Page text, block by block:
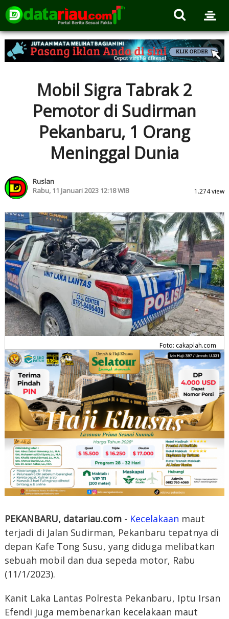
Mobil Sigra Tabrak 2
Pemotor di Sudirman
Pekanbaru, 1 Orang
Meninggal Dunia
Ruslan
Rabu, 11 Januari 2023 12:18 WIB
1.274 view
Foto: cakaplah.com
PEKANBARU, datariau.com- Kecelakaan maut
terjadi di Jalan Sudirman, Pekanbaru tepatnya di
depan Kafe Tong Susu, yang diduga melibatkan
sebuah mobil dan dua sepeda motor, Rabu
(11/1/2023).
Kanit Laka Lantas Polresta Pekanbaru, Iptu Irsan
Efendi juga membenarkan kecelakaan maut